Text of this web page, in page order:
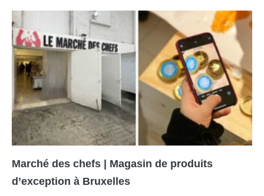
Marché des chefs | Magasin de produits
d’exception à Bruxelles